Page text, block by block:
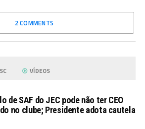
2 COMMENTS
SC VÍDEOS
de SAF do JEC pode não ter CEO
no clube; Presidente adota cautela